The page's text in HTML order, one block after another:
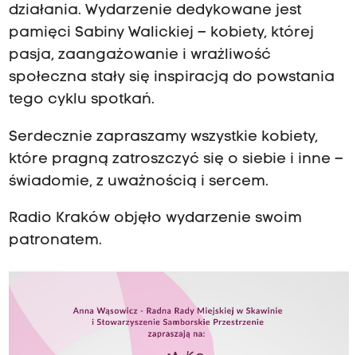
działania. Wydarzenie dedykowane jest
pamięci Sabiny Walickiej – kobiety, której
pasja, zaangażowanie i wrażliwość
społeczna stały się inspiracją do powstania
tego cyklu spotkań.
Serdecznie zapraszamy wszystkie kobiety,
które pragną zatroszczyć się o siebie i inne –
świadomie, z uważnością i sercem.
Radio Kraków objęło wydarzenie swoim
patronatem.